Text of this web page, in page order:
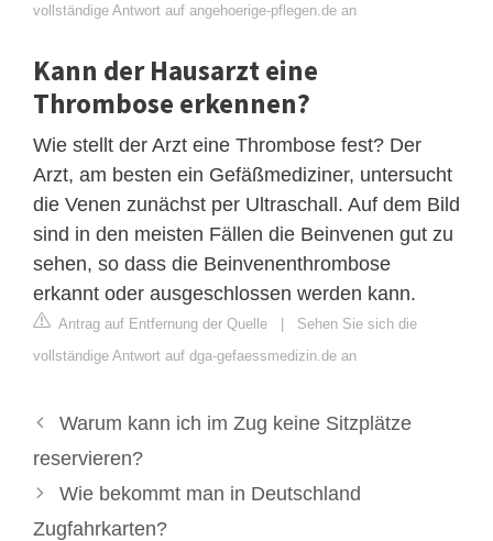
vollständige Antwort auf angehoerige-pflegen.de an
Kann der Hausarzt eine
Thrombose erkennen?
Wie stellt der Arzt eine Thrombose fest? Der
Arzt, am besten ein Gefäßmediziner, untersucht
die Venen zunächst per Ultraschall. Auf dem Bild
sind in den meisten Fällen die Beinvenen gut zu
sehen, so dass die Beinvenenthrombose
erkannt oder ausgeschlossen werden kann.
Antrag auf Entfernung der Quelle | Sehen Sie sich die
vollständige Antwort auf dga-gefaessmedizin.de an
Warum kann ich im Zug keine Sitzplätze
reservieren?
Wie bekommt man in Deutschland
Zugfahrkarten?